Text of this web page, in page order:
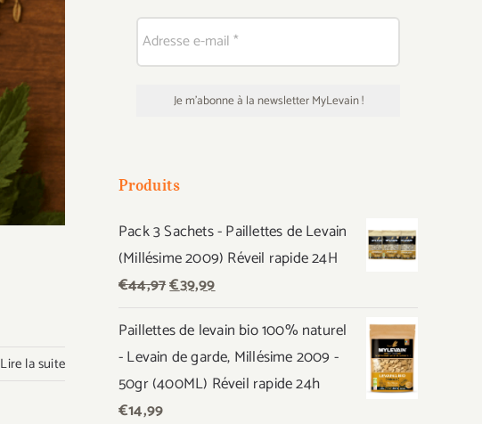
Lire la suite
Produits
Pack 3 Sachets - Paillettes de Levain
(Millésime 2009) Réveil rapide 24H
€44,97Le
initial
était :
€44,97.
€39,99Le
actuel
est :
€39,99.
Paillettes de levain bio 100% naturel
- Levain de garde, Millésime 2009 -
50gr (400ML) Réveil rapide 24h
€14,99